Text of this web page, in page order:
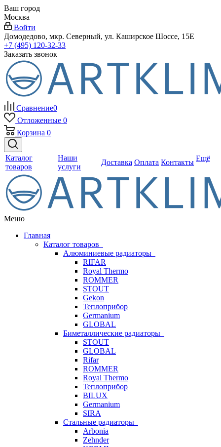
Ваш город
Москва
Войти
Домодедово, мкр. Северный, ул. Каширское Шоссе, 15Е
+7 (495) 120-32-33
Заказать звонок
Сравнение0
Отложенные 0
Корзина 0
Каталог
товаров
Наши
услуги
Доставка Оплата Контакты Ещё
Меню
Главная
Каталог товаров
Алюминиевые радиаторы
RIFAR
Royal Thermo
ROMMER
STOUT
Gekon
Теплоприбор
Germanium
GLOBAL
Биметаллические радиаторы
STOUT
GLOBAL
Rifar
ROMMER
Royal Thermo
Теплоприбор
BILUX
Germanium
SIRA
Стальные радиаторы
Arbonia
Zehnder